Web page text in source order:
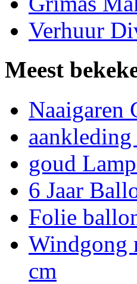
Verhuur
Meest
Naaigaren
aankleding
goud
6 Jaar
Folie
Windgong
cm